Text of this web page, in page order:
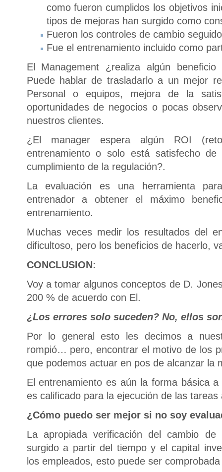
como fueron cumplidos los objetivos
tipos de mejoras han surgido como
Fueron los controles de cambio
Fue el entrenamiento incluido como
El Management ¿realiza algún beneficio
Puede hablar de trasladarlo a un mejor
Personal o equipos, mejora de la
oportunidades de negocios o pocas
nuestros clientes.
¿El manager espera algún ROI
entrenamiento o solo está satisfecho
cumplimiento de la regulación?.
La evaluación es una herramienta
entrenador a obtener el máximo
entrenamiento.
Muchas veces medir los resultados del
dificultoso, pero los beneficios de hacerlo,
CONCLUSION:
Voy a tomar algunos conceptos de D.
200 % de acuerdo con El.
¿Los errores solo suceden? No, ellos
Por lo general esto les decimos a
rompió… pero, encontrar el motivo de los
que podemos actuar en pos de alcanzar la
El entrenamiento es aún la forma básica
es calificado para la ejecución de las tareas
¿Cómo puedo ser mejor si no soy
La apropiada verificación del cambio de
surgido a partir del tiempo y el capital
los empleados, esto puede ser